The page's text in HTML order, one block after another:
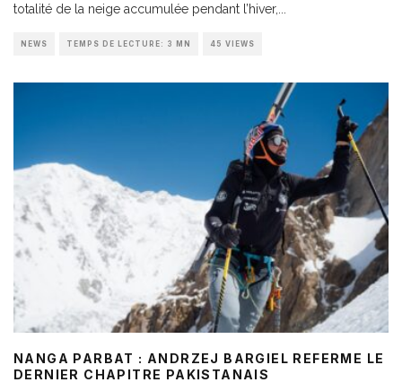
totalité de la neige accumulée pendant l’hiver,
NEWS TEMPS DE LECTURE: 3 MN 45 VIEWS
NANGA PARBAT : ANDRZEJ BARGIEL REFERME LE
DERNIER CHAPITRE PAKISTANAIS